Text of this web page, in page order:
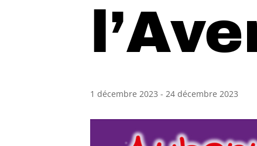
1 décembre 2023 -24 décembre 2023